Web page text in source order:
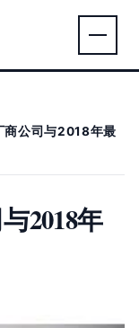
商公司与2018年最
2018年